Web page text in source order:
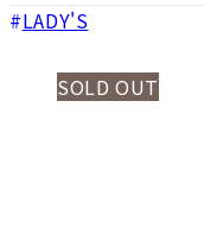
LADY'S
SOLD OUT